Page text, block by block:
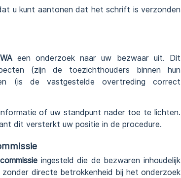
u kunt aantonen dat het schrift is verzonden
een onderzoek naar uw bezwaar uit. Dit
(zijn de toezichthouders binnen hun
(is de vastgestelde overtreding correct
of uw standpunt nader toe te lichten.
dit versterkt uw positie in de procedure.
ingesteld die de bezwaren inhoudelijk
directe betrokkenheid bij het onderzoek